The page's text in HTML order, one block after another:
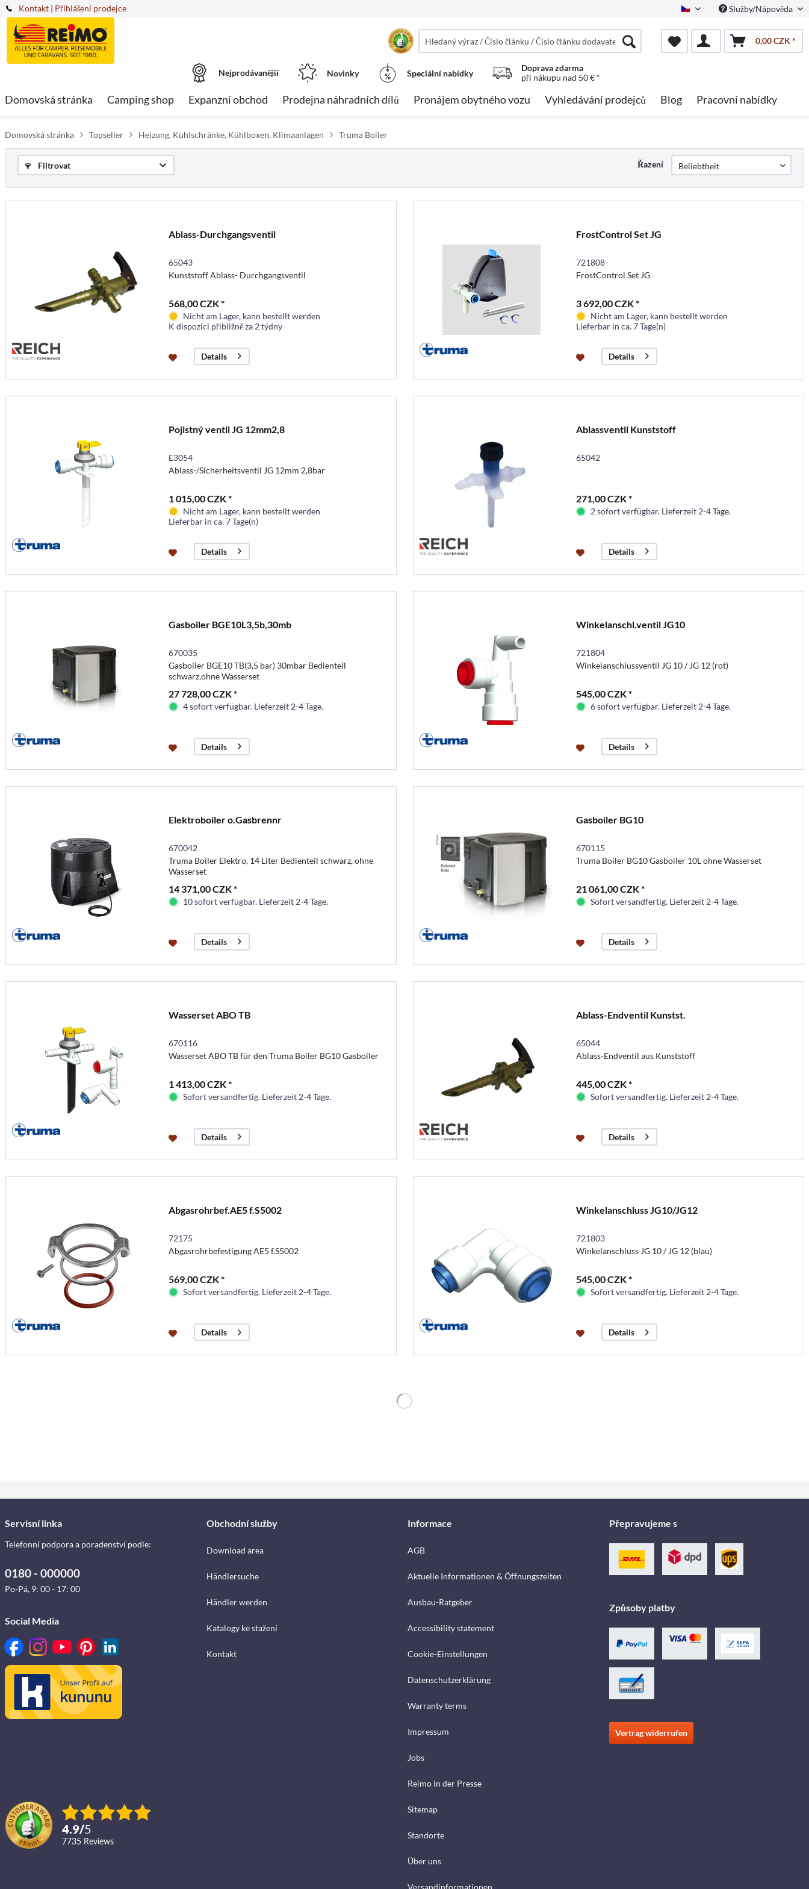
Kontakt Czech Služby/Nápověda
| Přihlášení prodejce
0,00 CZK *
Nejprodávanější Novinky Speciální nabídky
Doprava zdarma
při nákupu nad 50 € *
Domovská stránka Camping shop Expanzní obchod Prodejna náhradních dílů Pronájem obytného vozu Vyhledávání prodejců Blog Pracovní nabídky
Domovská stránka Topseller Heizung, Kühlschränke, Kühlboxen, Klimaanlagen Truma Boiler
Filtrovat Řazení
Ablass-Durchgangsventil
65043
Kunststoff Ablass- Durchgangsventil
568,00 CZK *
Nicht am Lager, kann bestellt werden
K dispozici přibližně za 2 týdny
Details
FrostControl Set JG
721808
FrostControl Set JG
3 692,00 CZK *
Nicht am Lager, kann bestellt werden
Lieferbar in ca. 7 Tage(n)
Details
Pojistný ventil JG 12mm2,8
E3054
Ablass-/Sicherheitsventil JG 12mm 2,8bar
1 015,00 CZK *
Nicht am Lager, kann bestellt werden
Lieferbar in ca. 7 Tage(n)
Details
Ablassventil Kunststoff
65042
271,00 CZK *
2 sofort verfügbar. Lieferzeit 2-4 Tage.
Details
Gasboiler BGE10L3,5b,30mb
670035
Gasboiler BGE10 TB(3,5 bar) 30mbar Bedienteil
schwarz,ohne Wasserset
27 728,00 CZK *
4 sofort verfügbar. Lieferzeit 2-4 Tage.
Details
Winkelanschl.ventil JG10
721804
Winkelanschlussventil JG 10 / JG 12 (rot)
545,00 CZK *
6 sofort verfügbar. Lieferzeit 2-4 Tage.
Details
Elektroboiler o.Gasbrennr
670042
Truma Boiler Elektro, 14 Liter Bedienteil schwarz, ohne
Wasserset
14 371,00 CZK *
10 sofort verfügbar. Lieferzeit 2-4 Tage.
Details
Gasboiler BG10
670115
Truma Boiler BG10 Gasboiler 10L ohne Wasserset
21 061,00 CZK *
Sofort versandfertig. Lieferzeit 2-4 Tage.
Details
Wasserset ABO TB
670116
Wasserset ABO TB für den Truma Boiler BG10 Gasboiler
1 413,00 CZK *
Sofort versandfertig. Lieferzeit 2-4 Tage.
Details
Ablass-Endventil Kunstst.
65044
Ablass-Endventil aus Kunststoff
445,00 CZK *
Sofort versandfertig. Lieferzeit 2-4 Tage.
Details
Abgasrohrbef.AE5 f.S5002
72175
Abgasrohrbefestigung AE5 f.S5002
569,00 CZK *
Sofort versandfertig. Lieferzeit 2-4 Tage.
Details
Winkelanschluss JG10/JG12
721803
Winkelanschluss JG 10 / JG 12 (blau)
545,00 CZK *
Sofort versandfertig. Lieferzeit 2-4 Tage.
Details
Servisní linka
Telefonní podpora a poradenství podle:
0180 - 000000
Po-Pá, 9: 00 - 17: 00
Social Media
4.9/5
7735 reviews
Obchodní služby
Download area
Händlersuche
Händler werden
Katalogy ke stažení
Kontakt
Informace
AGB
Aktuelle Informationen & Öffnungszeiten
Ausbau-Ratgeber
Accessibility statement
Cookie-Einstellungen
Datenschutzerklärung
Warranty terms
Impressum
Jobs
Reimo in der Presse
Sitemap
Standorte
Über uns
Přepravujeme s
Způsoby platby
Vertrag widerrufen